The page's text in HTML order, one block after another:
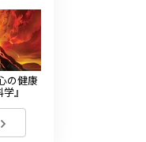
の健康
』